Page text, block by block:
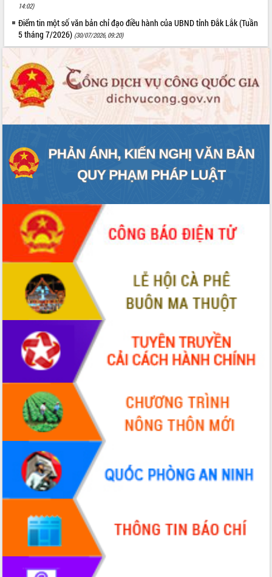
14:02)
Điểm tin một số văn bản chỉ đạo điều hành của UBND tỉnh Đắk Lắk (Tuần
5 tháng 7/2026) (30/07/2026, 09:20)